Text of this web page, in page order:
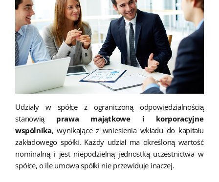
Udziały w spółce z ograniczoną odpowiedzialnością
stanowią prawa majątkowe i korporacyjne
wspólnika, wynikające z wniesienia wkładu do kapitału
zakładowego spółki. Każdy udział ma określoną wartość
nominalną i jest niepodzielną jednostką uczestnictwa w
spółce, o ile umowa spółki nie przewiduje inaczej.